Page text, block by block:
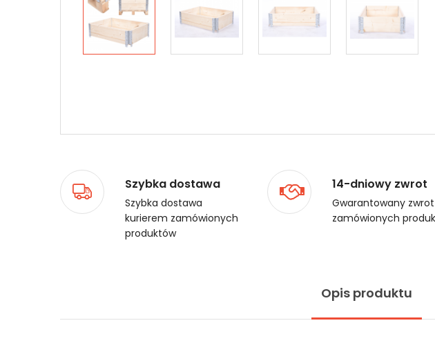
Szybka dostawa
Szybka dostawa
kurierem zamówionych
produktów
14-dniowy zwrot
Gwarantowany zwrot
zamówionych
Opis produktu